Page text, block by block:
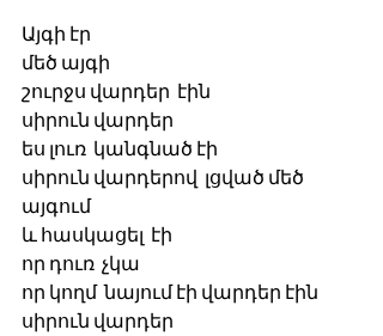
Այգի էր
մեծ այգի
շուրջս վարդեր  էին
սիրուն վարդեր
ես լուռ  կանգնած էի
սիրուն վարդերով  լցված մեծ
այգում
և հասկացել  էի
որ դուռ  չկա
որ կողմ  նայում էի վարդեր էին
սիրուն վարդեր